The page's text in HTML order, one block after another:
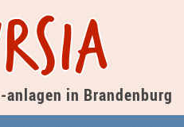
anlagen in Brandenburg